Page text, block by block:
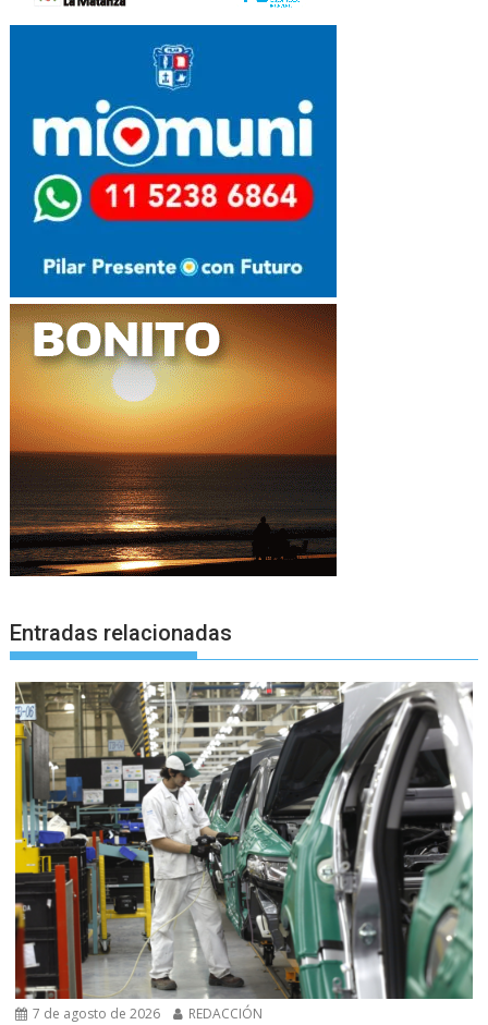
Entradas relacionadas
7 de agosto de 2026 REDACCIÓN